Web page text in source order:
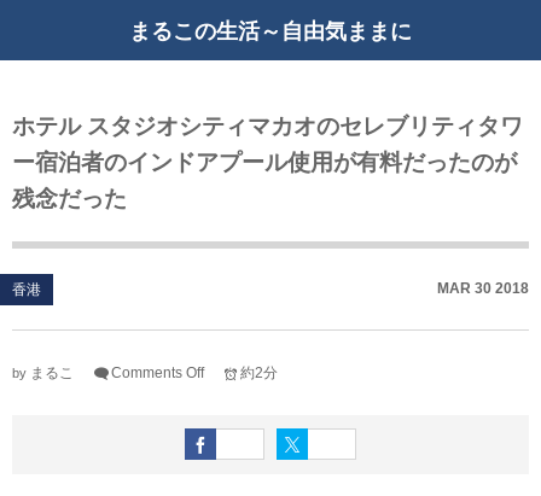
まるこの生活～自由気ままに
ホテル スタジオシティマカオのセレブリティタワ
ー宿泊者のインドアプール使用が有料だったのが
残念だった
香港 MAR 30 2018
by まるこ Comments Off 約2分